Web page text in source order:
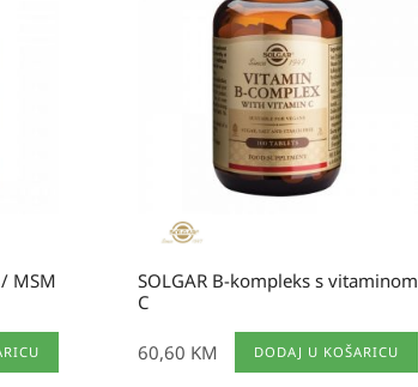
MSM
SOLGAR B-kompleks s vitaminom
C
60,60 KM DODAJ U KOŠARICU